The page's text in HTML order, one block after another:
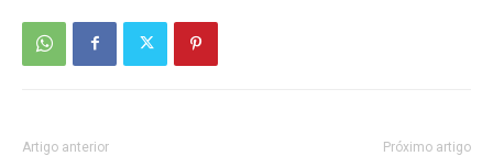
Artigo anterior Próximo artigo